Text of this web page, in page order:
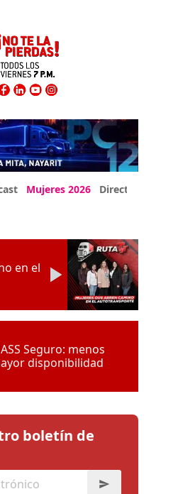
Mujeres 2026 Directorio Expo
en el
Seguro: menos
disponibilidad
boletín de